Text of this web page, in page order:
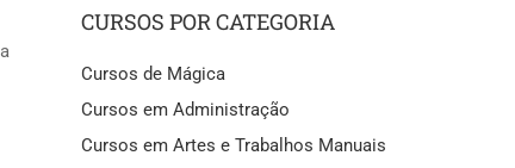
CURSOS POR CATEGORIA
Cursos de Mágica
Cursos em Administração
Cursos em Artes e Trabalhos Manuais